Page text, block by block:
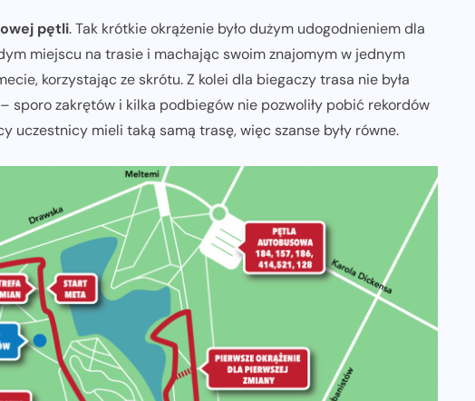
pętli. Tak krótkie okrążenie było dużym udogodnieniem dla
miejscu na trasie i machając swoim znajomym w jednym
korzystając ze skrótu. Z kolei dla biegaczy trasa nie była
sporo zakrętów i kilka podbiegów nie pozwoliły pobić rekordów
uczestnicy mieli taką samą trasę, więc szanse były równe.